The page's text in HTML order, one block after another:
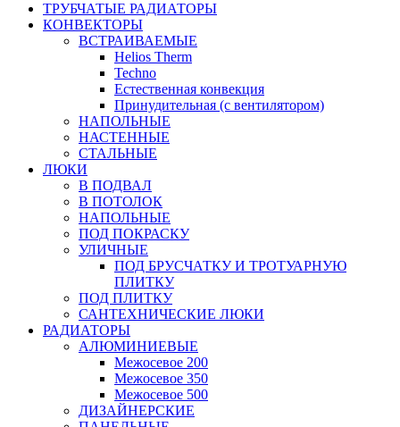
ТРУБЧАТЫЕ РАДИАТОРЫ
КОНВЕКТОРЫ
ВСТРАИВАЕМЫЕ
Helios Therm
Techno
Естественная конвекция
Принудительная (с вентилятором)
НАПОЛЬНЫЕ
НАСТЕННЫЕ
СТАЛЬНЫЕ
ЛЮКИ
В ПОДВАЛ
В ПОТОЛОК
НАПОЛЬНЫЕ
ПОД ПОКРАСКУ
УЛИЧНЫЕ
ПОД БРУСЧАТКУ И ТРОТУАРНУЮ
ПЛИТКУ
ПОД ПЛИТКУ
САНТЕХНИЧЕСКИЕ ЛЮКИ
РАДИАТОРЫ
АЛЮМИНИЕВЫЕ
Межосевое 200
Межосевое 350
Межосевое 500
ДИЗАЙНЕРСКИЕ